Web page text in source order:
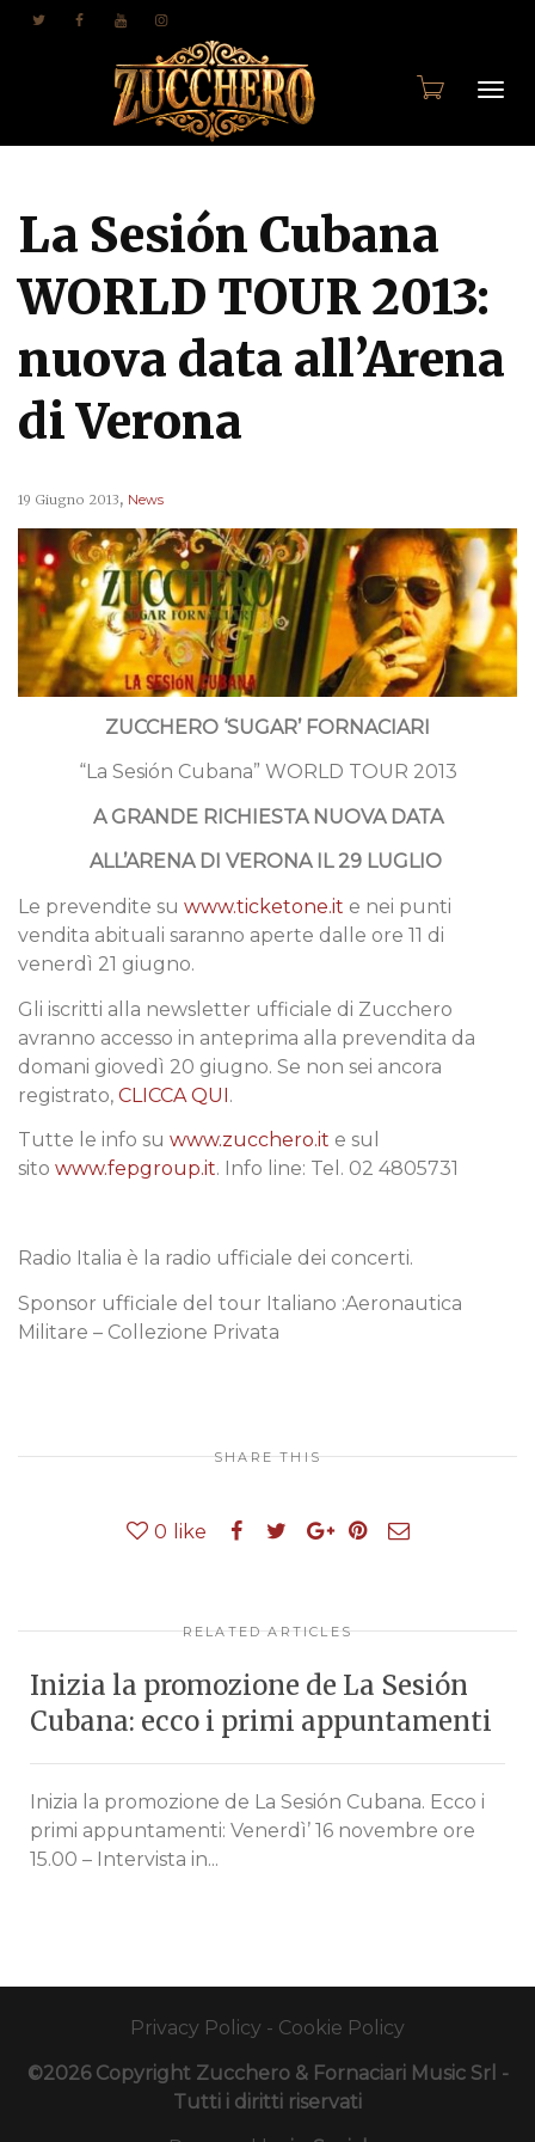
La Sesión Cubana
WORLD TOUR 2013:
nuova data all’Arena
di Verona
19 Giugno 2013, News
ZUCCHERO ‘SUGAR’ FORNACIARI
“La Sesión Cubana” WORLD TOUR 2013
A GRANDE RICHIESTA NUOVA DATA
ALL’ARENA DI VERONA IL 29 LUGLIO
Le prevendite su www.ticketone.it e nei punti
vendita abituali saranno aperte dalle ore 11 di
venerdì 21 giugno.
Gli iscritti alla newsletter ufficiale di Zucchero
avranno accesso in anteprima alla prevendita da
domani giovedì 20 giugno. Se non sei ancora
registrato, CLICCA QUI.
Tutte le info su www.zucchero.it e sul
sito www.fepgroup.it. Info line: Tel. 02 4805731
Radio Italia è la radio ufficiale dei concerti.
Sponsor ufficiale del tour Italiano :Aeronautica
Militare – Collezione Privata
SHARE THIS
0 like
RELATED ARTICLES
Inizia la promozione de La Sesión
Cubana: ecco i primi appuntamenti
Inizia la promozione de La Sesión Cubana. Ecco i
primi appuntamenti: Venerdì’ 16 novembre ore
15.00 – Intervista in...
Privacy Policy - Cookie Policy
©2026 Copyright Zucchero & Fornaciari Music Srl -
Tutti i diritti riservati